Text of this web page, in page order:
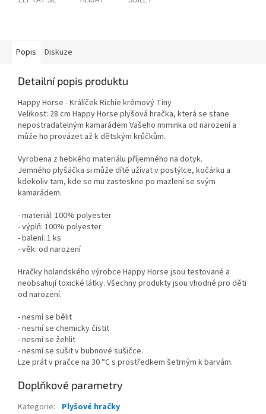
Popis Diskuze
Detailní popis produktu
Happy Horse - Králíček Richie krémový Tiny
Velikost: 28 cm Happy Horse plyšová hračka, která se stane
nepostradatelným kamarádem Vašeho miminka od narození a
může ho provázet až k dětským krůčkům.
Vyrobena z hebkého materiálu příjemného na dotyk.
Jemného plyšáčka si může dítě užívat v postýlce, kočárku a
kdekoliv tam, kde se mu zasteskne po mazlení se svým
kamarádem.
- materiál: 100% polyester
- výplň: 100% polyester
- balení: 1 ks
- věk: od narození
Hračky holandského výrobce Happy Horse jsou testované a
neobsahují toxické látky. Všechny produkty jsou vhodné pro děti
od narození.
- nesmí se bělit
- nesmí se chemicky čistit
- nesmí se žehlit
- nesmí se sušit v bubnové sušičce.
Lze prát v pračce na 30 °C s prostředkem šetrným k barvám.
Doplňkové parametry
Kategorie:
Plyšové hračky